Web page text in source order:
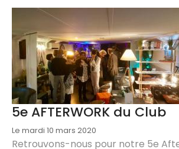
5e AFTERWORK du Club
Le mardi 10 mars 2020
Retrouvons-nous pour notre 5e